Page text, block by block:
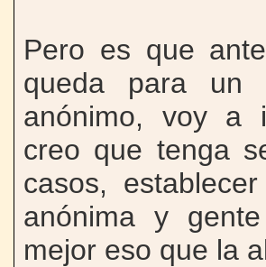
Pero es que
queda para un
anónimo, voy a
creo que tenga
casos,
anónima y
mejor eso que la